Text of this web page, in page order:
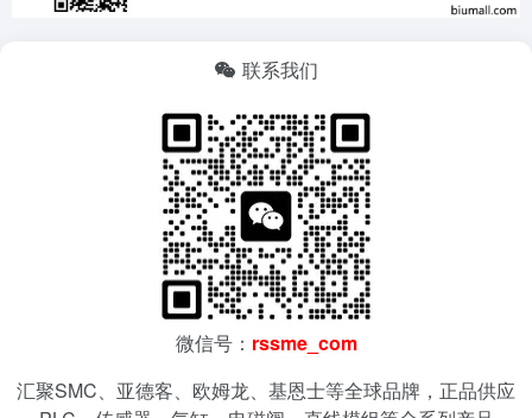
联系我们
微信号： rssme_com
汇聚SMC、亚德客、欧姆龙、基恩士等全球品牌，正品供应